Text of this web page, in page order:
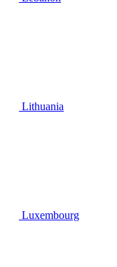
Lithuania
Luxembourg